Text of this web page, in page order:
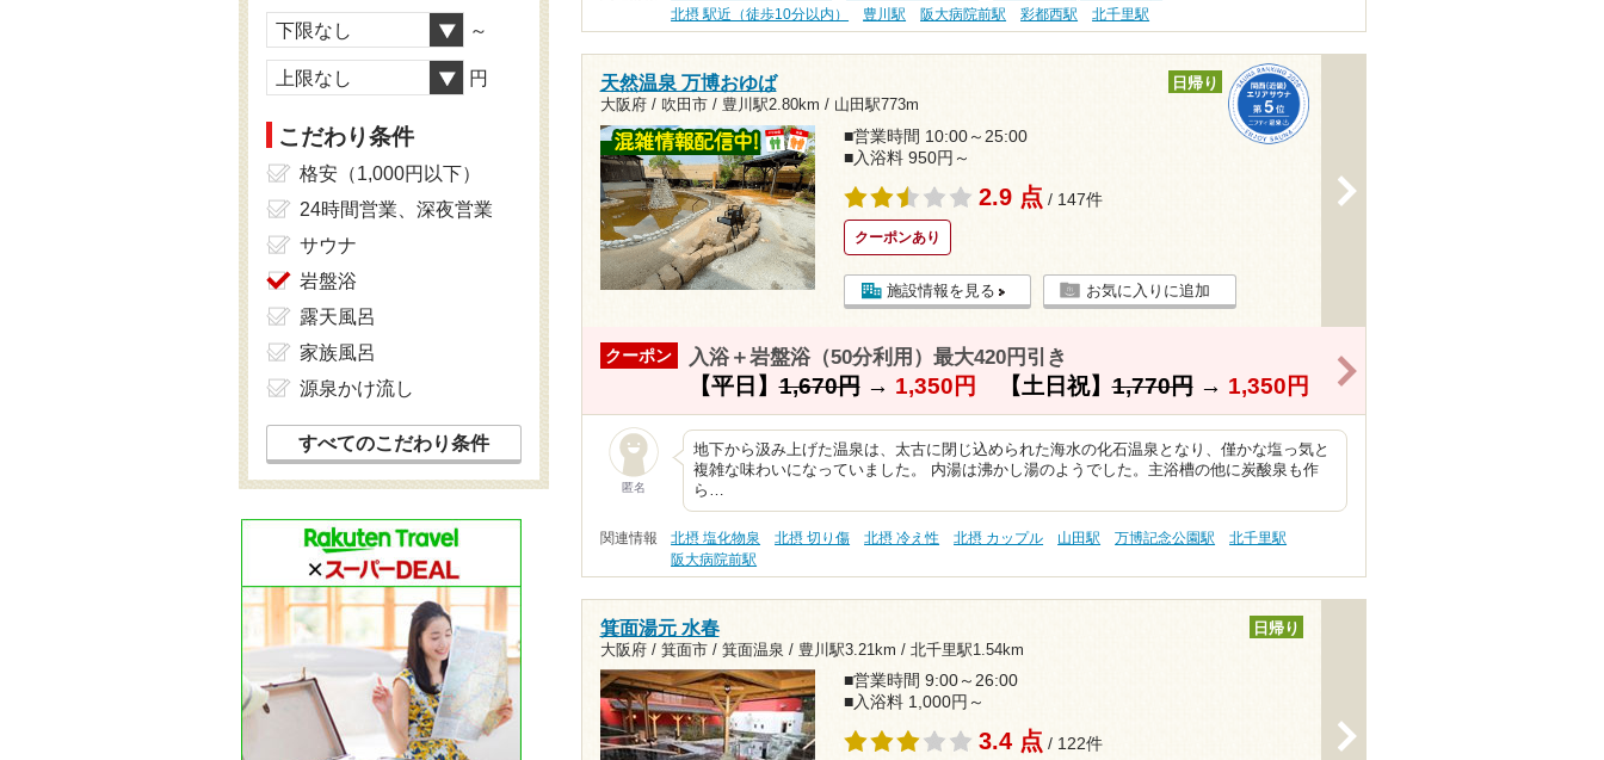
北摂 駅近（徒歩10分以内）
豊川駅 阪大病院前駅 彩都西駅 北千里駅
天然温泉 万博おゆば
大阪府 / 吹田市 / 豊川駅2.80km / 山田駅773m
日帰り
■営業時間 10:00～25:00
■入浴料 950円～
2.9 点 / 147件
クーポンあり
施設情報を見る お気に入りに追加
クーポン 入浴＋岩盤浴（50分利用）最大420円引き
【平日】1,670円→ 1,350円 【土日祝】1,770円→ 1,350円
匿名
地下から汲み上げた温泉は、太古に閉じ込められた海水の化石温泉となり、僅かな塩っ気と
複雑な味わいになっていました。 内湯は沸かし湯のようでした。主浴槽の他に炭酸泉も作
ら…
関連情報 北摂 塩化物泉 北摂 切り傷 北摂 冷え性 北摂 カップル 山田駅 万博記念公園駅
北千里駅
阪大病院前駅
箕面湯元 水春
大阪府 / 箕面市 / 箕面温泉 / 豊川駅3.21km / 北千里駅1.54km
日帰り
■営業時間 9:00～26:00
■入浴料 1,000円～
3.4 点 / 122件
下限なし ～
上限なし 円
こだわり条件
格安（1,000円以下）
24時間営業、深夜営業
サウナ
岩盤浴
露天風呂
家族風呂
源泉かけ流し
すべてのこだわり条件